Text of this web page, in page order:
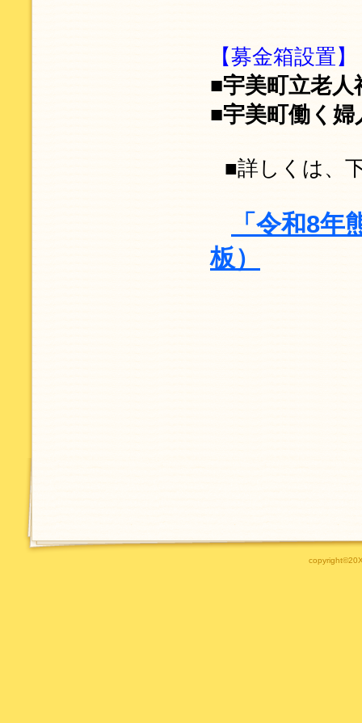
【募金箱設置】
■宇美町立老
■宇美町働く
■詳しくは、
「令和8
板）